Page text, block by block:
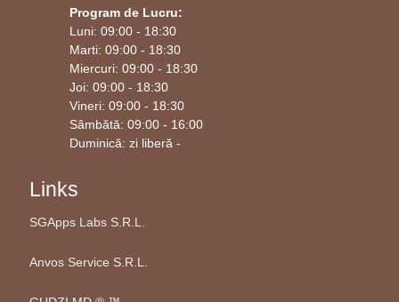
Program de Lucru:
Luni: 09:00 - 18:30
Marti: 09:00 - 18:30
Miercuri: 09:00 - 18:30
Joi: 09:00 - 18:30
Vineri: 09:00 - 18:30
Sâmbătă: 09:00 - 16:00
Duminică: zi liberă -
Links
SGApps Labs S.R.L.
Anvos Service S.R.L.